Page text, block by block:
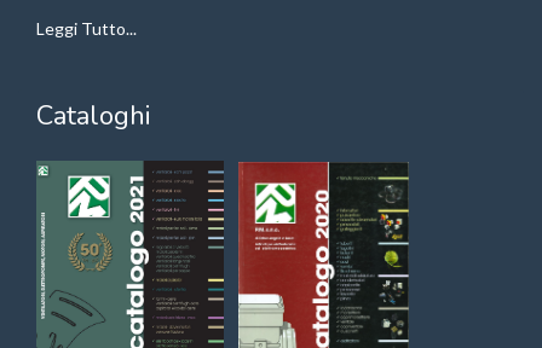
Leggi Tutto...
Cataloghi